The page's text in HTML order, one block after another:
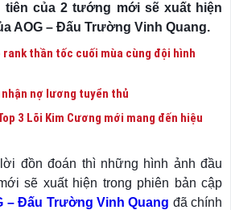
tiên của 2 tướng mới sẽ xuất hiện
AOG – Đấu Trường Vinh Quang.
rank thần tốc cuối mùa cùng đội hình
nợ lương tuyển thủ
3 Lõi Kim Cương mới mang đến hiệu
đồn đoán thì những hình ảnh đầu
sẽ xuất hiện trong phiên bản cập
– Đấu Trường Vinh Quang đã chính